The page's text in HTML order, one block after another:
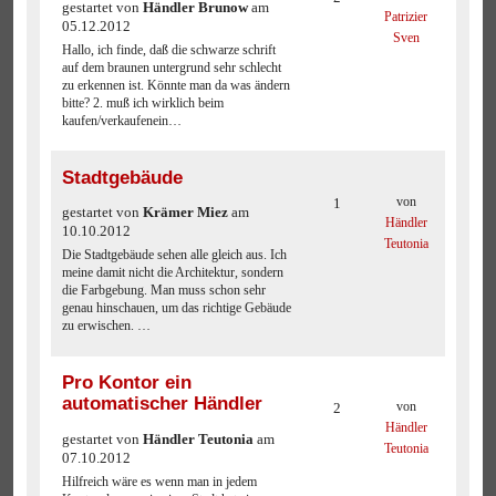
Patrizier
Sven
gestartet vonHändler Brunowam
05.12.2012
Hallo, ich finde, daß die schwarze schrift
auf dem braunen untergrund sehr schlecht
zu erkennen ist. Könnte man da was ändern
bitte? 2. muß ich wirklich beim
kaufen/verkaufenein…
von
Händler
Teutonia
1
Stadtgebäude
gestartet vonKrämer Miez am
10.10.2012
Die Stadtgebäude sehen alle gleich aus. Ich
meine damit nicht die Architektur, sondern
die Farbgebung. Man muss schon sehr
genau hinschauen, um das richtige Gebäude
zu erwischen. …
von
Händler
Teutonia
2
Pro Kontor ein
automatischer Händler
gestartet vonHändler Teutonia am
07.10.2012
Hilfreich wäre es wenn man in jedem